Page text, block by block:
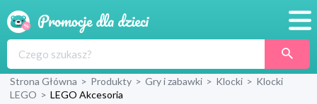
Produkty
Strona Główna > Produkty > Gry i zabawki > Klocki > Klocki
LEGO > LEGO Akcesoria